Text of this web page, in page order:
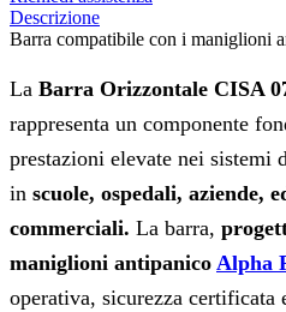
Descrizione
Barra compatibile con i maniglioni
La Barra Orizzontale CISA
rappresenta un componente
prestazioni elevate nei sistemi
in scuole, ospedali, aziende,
commerciali. La barra,
maniglioni antipanico Alpha
operativa, sicurezza certificata